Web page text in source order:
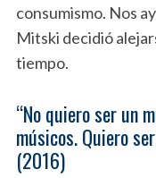
consumismo. Nos
Mitski decidió
tiempo.
“No quiero ser un
músicos. Quiero
(2016)